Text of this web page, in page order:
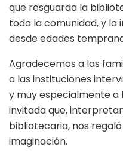
que resguarda la
toda la comunidad, y
desde edades
Agradecemos a las
a las instituciones
y muy especialmente a
invitada que,
bibliotecaria, nos
imaginación.